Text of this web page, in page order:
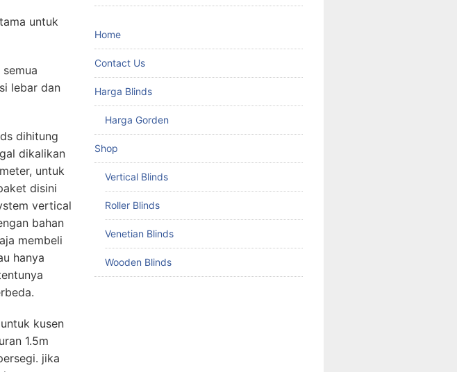
untuk
lebar dan
dihitung
dikalikan
untuk
disini
vertical
bahan
membeli
hanya
kusen
1.5m
jika
Home
Contact Us
Harga Blinds
Harga Gorden
Shop
Vertical Blinds
Roller Blinds
Venetian Blinds
Wooden Blinds